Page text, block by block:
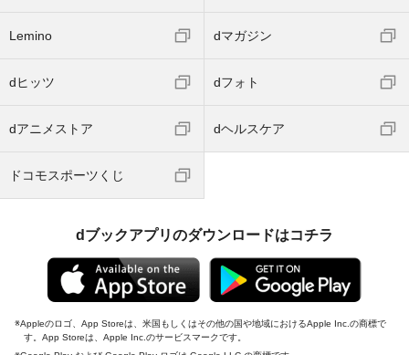
Lemino dマガジン
dヒッツ dフォト
dアニメストア dヘルスケア
ドコモスポーツくじ
dブックアプリのダウンロードはコチラ
Appleのロゴ、App Storeは、米国もしくはその他の国や地域におけるApple Inc.の商標で
す。App Storeは、Apple Inc.のサービスマークです。